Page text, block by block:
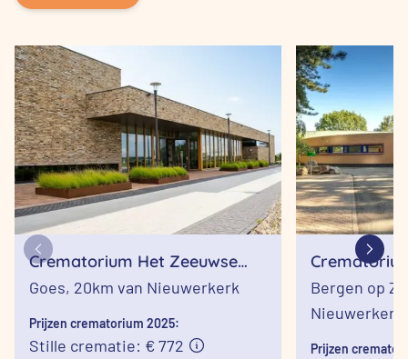
Crematorium Het Zeeuwse
Land in Goes
Goes, 20km van Nieuwerkerk
Prijzen crematorium 2025:
Stille crematie: € 772
Bergen op
Bergen op
Nieuwerkerk
Prijzen